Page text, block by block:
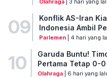
Olahraga| 3 hari yang
09
Konflik AS-Iran
Indonesia Ambil
Parlemen| 4 hari yang
10
Garuda Buntu!
Pertama Tetap 0-0
Olahraga| 6 hari yang